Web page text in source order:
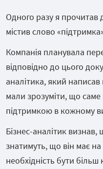
Одного разу я прочитав
містив слово
Компанія планувала
відповідно до цього
аналітика, який
мали зрозуміти, що саме
підтримкою в кожному
Бізнес-аналітик
знатимуть, що він має на
необхідність бути